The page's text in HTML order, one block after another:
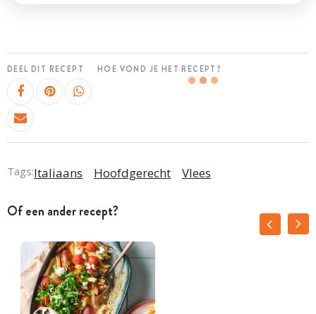
DEEL DIT RECEPT HOE VOND JE HET RECEPT?
Tags:Italiaans Hoofdgerecht Vlees
Of een ander recept?